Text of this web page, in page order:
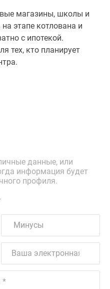
магазины, школы и
этапе котлована и
с ипотекой.
тех, кто планирует
данные, или
информация будет
профиля.